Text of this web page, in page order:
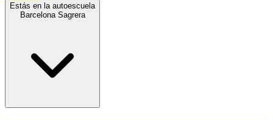
Estás en la autoescuela
Barcelona Sagrera